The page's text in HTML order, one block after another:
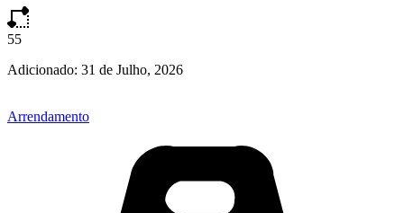
55
Adicionado: 31 de Julho, 2026
Arrendamento